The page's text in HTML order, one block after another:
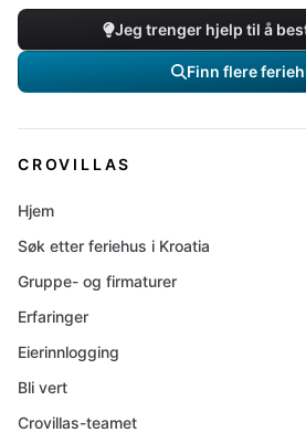
Jeg trenger hjelp til å
Finn flere
CROVILLAS
Hjem
Søk etter feriehus i Kroatia
Gruppe- og firmaturer
Erfaringer
Eierinnlogging
Bli vert
Crovillas-teamet